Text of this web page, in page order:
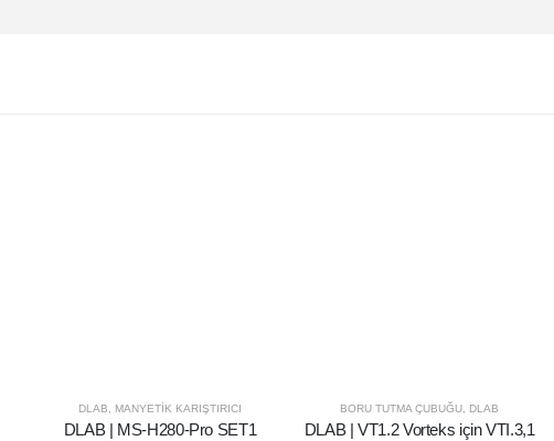
DLAB, MANYETIK KARIŞTIRICI
DLAB | MS-H280-Pro SET1
BORU TUTMA ÇUBUĞU, DLAB
DLAB | VT1.2 Vorteks için VTI.3,1